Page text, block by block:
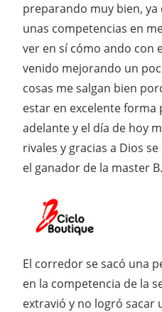
preparando muy bien,
unas competencias en
ver en sí cómo ando con
venido mejorando un
cosas me salgan bien
estar en excelente forma
adelante y el día de hoy
rivales y gracias a Dios
el ganador de la master B.
El corredor se sacó una
en la competencia de la
extravió y no logró sacar